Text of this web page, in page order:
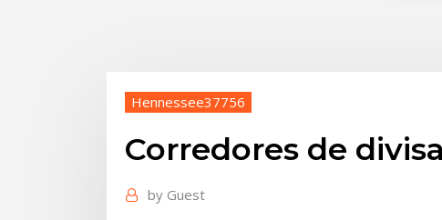
Hennessee37756
Corredores de
by Guest